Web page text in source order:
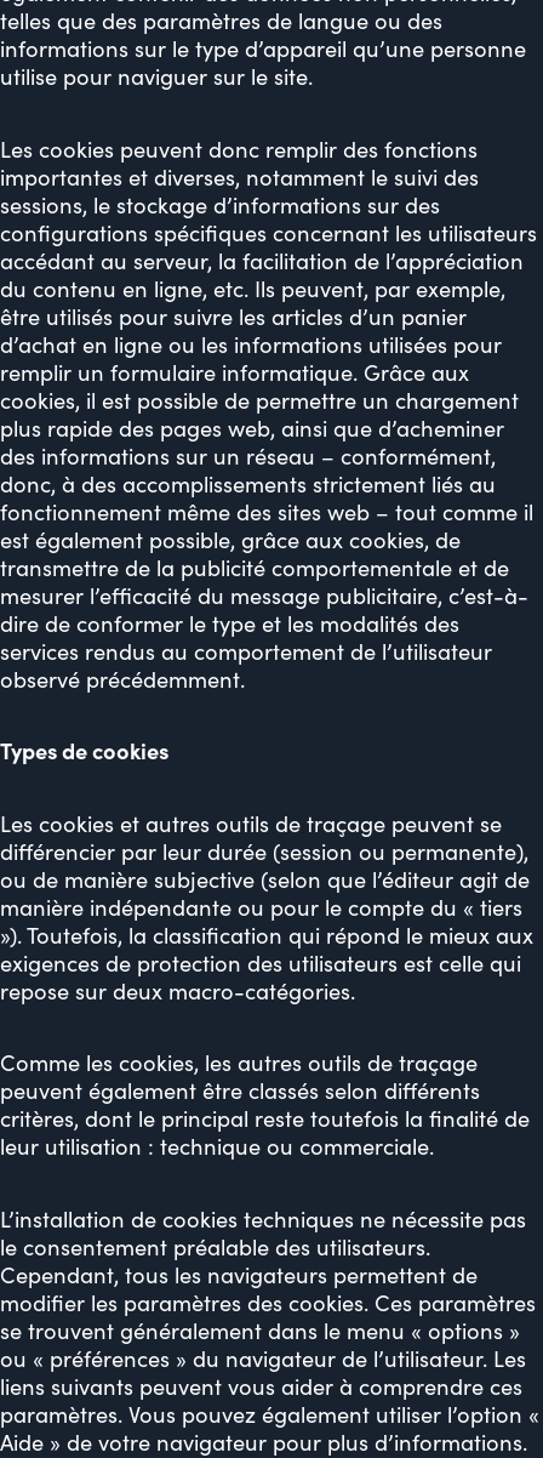
telles que des paramètres de langue ou des
informations sur le type d’appareil qu’une personne
utilise pour naviguer sur le site.
Les cookies peuvent donc remplir des fonctions
importantes et diverses, notamment le suivi des
sessions, le stockage d’informations sur des
configurations spécifiques concernant les utilisateurs
accédant au serveur, la facilitation de l’appréciation
du contenu en ligne, etc. Ils peuvent, par exemple,
être utilisés pour suivre les articles d’un panier
d’achat en ligne ou les informations utilisées pour
remplir un formulaire informatique. Grâce aux
cookies, il est possible de permettre un chargement
plus rapide des pages web, ainsi que d’acheminer
des informations sur un réseau – conformément,
donc, à des accomplissements strictement liés au
fonctionnement même des sites web – tout comme il
est également possible, grâce aux cookies, de
transmettre de la publicité comportementale et de
mesurer l’efficacité du message publicitaire, c’est-à-
dire de conformer le type et les modalités des
services rendus au comportement de l’utilisateur
observé précédemment.
Types de cookies
Les cookies et autres outils de traçage peuvent se
différencier par leur durée (session ou permanente),
ou de manière subjective (selon que l’éditeur agit de
manière indépendante ou pour le compte du « tiers
»). Toutefois, la classification qui répond le mieux aux
exigences de protection des utilisateurs est celle qui
repose sur deux macro-catégories.
Comme les cookies, les autres outils de traçage
peuvent également être classés selon différents
critères, dont le principal reste toutefois la finalité de
leur utilisation : technique ou commerciale.
L’installation de cookies techniques ne nécessite pas
le consentement préalable des utilisateurs.
Cependant, tous les navigateurs permettent de
modifier les paramètres des cookies. Ces paramètres
se trouvent généralement dans le menu « options »
ou « préférences » du navigateur de l’utilisateur. Les
liens suivants peuvent vous aider à comprendre ces
paramètres. Vous pouvez également utiliser l’option «
Aide » de votre navigateur pour plus d’informations.